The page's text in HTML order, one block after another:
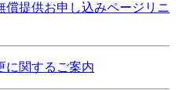
償提供お申し込みページリニ
に関するご案内